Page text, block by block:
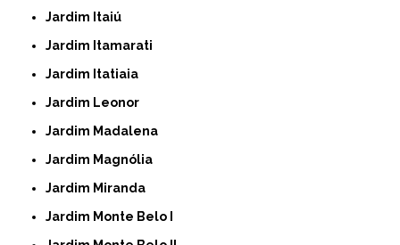
Jardim Itaiú
Jardim Itamarati
Jardim Itatiaia
Jardim Leonor
Jardim Madalena
Jardim Magnólia
Jardim Miranda
Jardim Monte Belo I